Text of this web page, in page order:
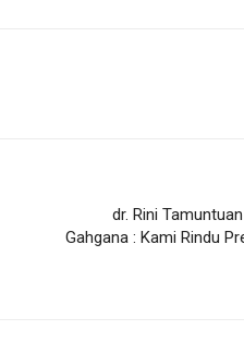
dr. Rini
Gahgana : Kami Rindu